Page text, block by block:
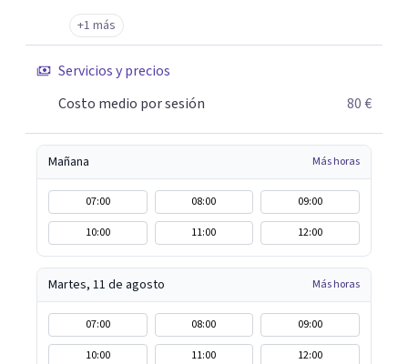
+1 más
Servicios y precios
Costo medio por sesión
80 €
Mañana Más horas
07:00 08:00
09:00
10:00
11:00 12:00
Martes, 11 de agosto Más horas
07:00 08:00
09:00
10:00
11:00 12:00